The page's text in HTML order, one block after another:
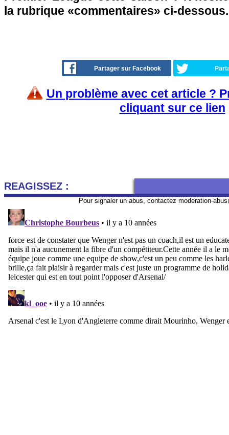
la rubrique «commentaires» ci-
Partager sur Facebook
Un problème avec cet article ?
cliquant sur ce lien
REAGISSEZ :
Pour signaler un abus, contactez moderation-